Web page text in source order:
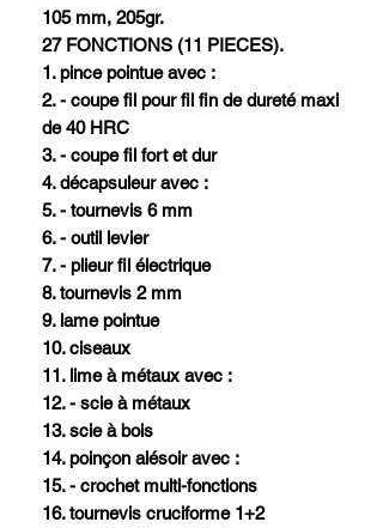
105 mm, 205gr.
27 FONCTIONS (11 PIECES).
1. pince pointue avec :
2. - coupe fil pour fil fin de dureté maxi
de 40 HRC
3. - coupe fil fort et dur
4. décapsuleur avec :
5. - tournevis 6 mm
6. - outil levier
7. - plieur fil électrique
8. tournevis 2 mm
9. lame pointue
10. ciseaux
11. lime à métaux avec :
12. - scie à métaux
13. scie à bois
14. poinçon alésoir avec :
15. - crochet multi-fonctions
16. tournevis cruciforme 1+2